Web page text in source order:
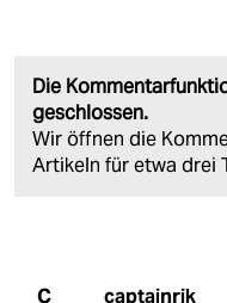
Die
geschlossen.
Wir öffnen die
Artikeln für etwa drei
C captainrik